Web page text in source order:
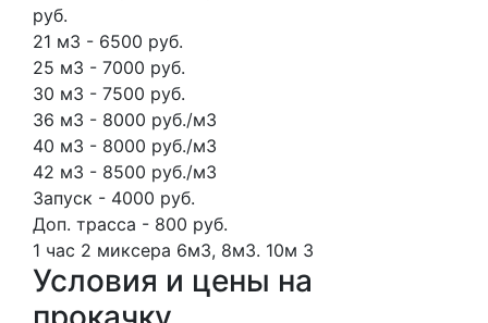
руб.
21 м3 - 6500 руб.
25 м3 - 7000 руб.
30 м3 - 7500 руб.
36 м3 - 8000 руб./м3
40 м3 - 8000 руб./м3
42 м3 - 8500 руб./м3
Запуск - 4000 руб.
Доп. трасса - 800 руб.
1 час 2 миксера 6м3, 8м3. 10м 3
Условия и цены на